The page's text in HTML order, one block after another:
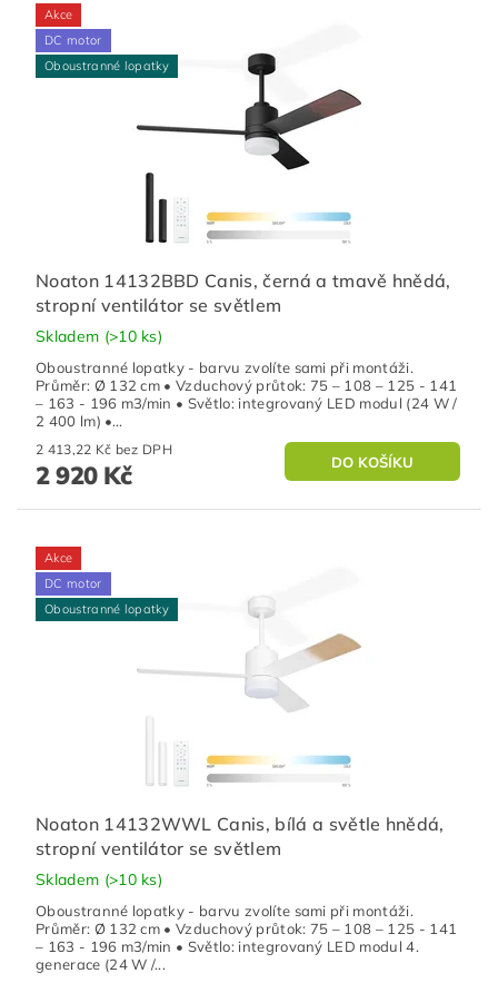
Akce
DC motor
Oboustranné lopatky
Noaton 14132BBD Canis, černá a tmavě hnědá,
stropní ventilátor se světlem
Skladem (>10 ks)
Oboustranné lopatky - barvu zvolíte sami při montáži.
Průměr: Ø 132 cm • Vzduchový průtok: 75 – 108 – 125 - 141
– 163 - 196 m3/min • Světlo: integrovaný LED modul (24 W /
2 400 lm) •...
2 413,22 Kč bez DPH
2 920 Kč
Akce
DC motor
Oboustranné lopatky
Noaton 14132WWL Canis, bílá a světle hnědá,
stropní ventilátor se světlem
Skladem (>10 ks)
Oboustranné lopatky - barvu zvolíte sami při montáži.
Průměr: Ø 132 cm • Vzduchový průtok: 75 – 108 – 125 - 141
– 163 - 196 m3/min • Světlo: integrovaný LED modul 4.
generace (24 W /...